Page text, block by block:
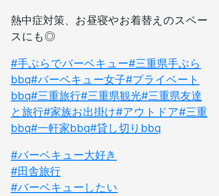
熱中症対策、お昼寝やお着替えのスペー
スにも◎
#手ぶらでバーベキュー#三重県手ぶら
bbq#バーベキュー女子#プライベート
bbq#三重旅行#三重県観光#三重県友達
と旅行#家族お出掛け#アウトドア#三重
bbq#一軒家bbq#貸し切りbbq
#バーベキュー大好き
#田舎旅行
#バーベキューしたい